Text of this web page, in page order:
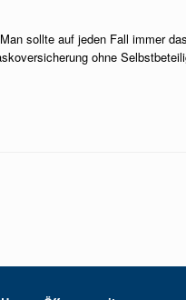
sollte auf jeden Fall immer
ohne